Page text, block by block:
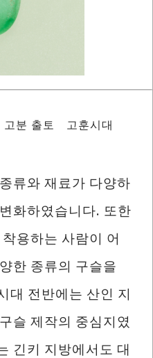
고분 출토 고훈시대
류와 재료가 다양하
화하였습니다. 또한
용하는 사람이 어
한 종류의 구슬을
대 전반에는 산인 지
슬 제작의 중심지였
긴키 지방에서도 대